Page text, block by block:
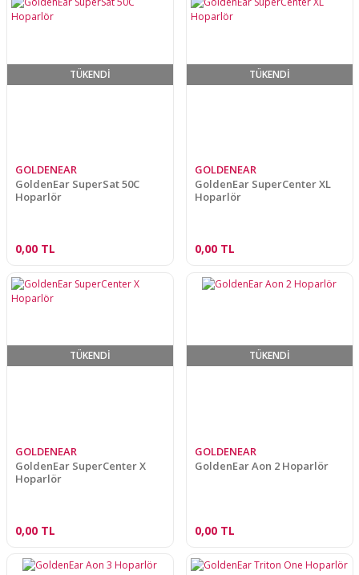
TÜKENDİ
GOLDENEAR
GoldenEar SuperSat 50C
Hoparlör
0,00 TL
TÜKENDİ
GOLDENEAR
GoldenEar SuperCenter XL
Hoparlör
0,00 TL
TÜKENDİ
GOLDENEAR
GoldenEar SuperCenter X
Hoparlör
0,00 TL
TÜKENDİ
GOLDENEAR
GoldenEar Aon 2 Hoparlör
0,00 TL